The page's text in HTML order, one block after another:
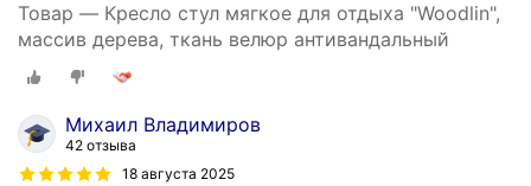
Товар — Кресло стул мягкое для отдыха "Woodlin",
массив дерева, ткань велюр антивандальный
Михаил Владимиров
42 отзыва
18 августа 2025